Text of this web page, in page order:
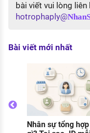
bài viết vui lòng liên
hotrophaply@
Bài viết mới nhất
Nhân sự tổng